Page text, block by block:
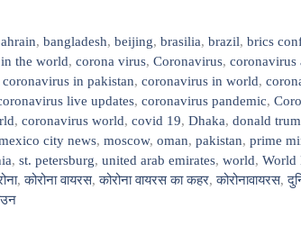
,bangladesh,beijing,brasilia,brazil,brics
the world, corona virus, Coronavirus, coronavirus
coronavirus in pakistan, coronavirus in world,
live updates, coronavirus pandemic,
, coronavirus world, covid 19, Dhaka, donald
city news, moscow, oman, pakistan, prime
, st. petersburg, united arab emirates, world, World
,कोरोना वायरस,कोरोना वायरस का कहर,कोरोनावायरस,